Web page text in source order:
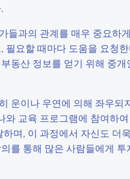
들과의 관계를 매우 중요하
요할 때마다 도움을 요청
동산 정보를 얻기 위해 중
운이나 우연에 의해 좌우되
교육 프로그램에 참여하
며, 이 과정에서 자신도 더
를 통해 많은 사람들에게